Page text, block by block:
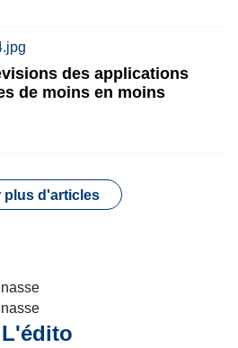
des applications
de moins en moins
plus d'articles
L'édito